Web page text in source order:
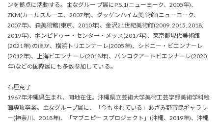
ンを拠点に活動する。主なグルー プ展にP.S.1(ニューヨーク、2005年)、
ZKM(カールスルーエ、2007年)、グッゲンハイム美 術館(ニューヨーク、
2007年)、森美術館(東京、2010年)、金沢21世紀美術館(2009, 2015, 2018,
2019年)、ポンピドゥー・センター・メッス(2017年)、東京都現代美術館
(2021年) のほか、横浜トリエンナーレ(2005年)、シドニー・ビエンナーレ
(2012年)、上海ビエンナ ーレ(2018年)、バンコクアートビエンナーレ(2020
年)などの国際展にも多数参加してい る。
石垣克子
1967年沖縄県生まれ、同地在住。沖縄県立芸術大学美術工芸学部美術学科絵
画専攻卒業。主なグループ展に、「今もゆれている」あざみ野市民ギャラリ
ー(神奈川、2018年)、「マブニピー スプロジェクト」(沖縄、2019年)、沖縄